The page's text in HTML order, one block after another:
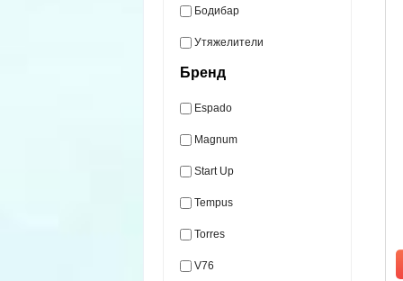
Бодибар
Утяжелители
Бренд
Espado
Magnum
Start Up
Tempus
Torres
V76